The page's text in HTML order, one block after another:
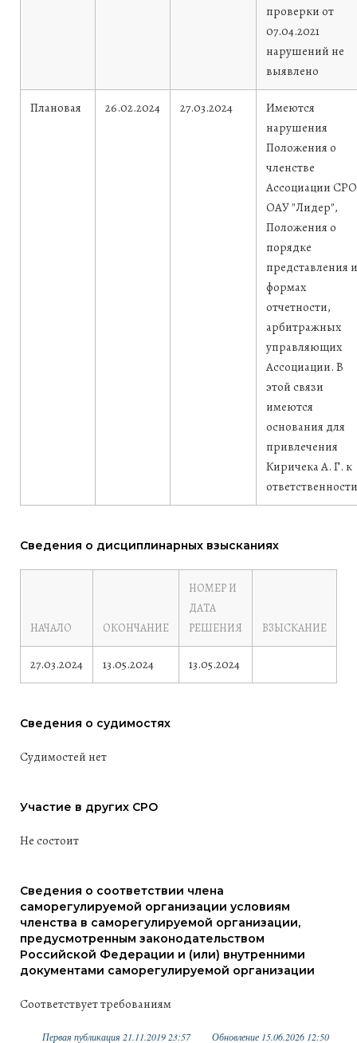
проверки от
07.04.2021
нарушений не
выявлено
Плановая 26.02.2024 27.03.2024
Имеются
нарушения
Положения о
членстве
Ассоциации СРО
ОАУ "Лидер",
Положения о
порядке
представления и
формах
отчетности,
арбитражных
управляющих
Ассоциации. В
этой связи
имеются
основания для
привлечения
Киричека А. Г. к
Сведения о дисциплинарных взысканиях
НАЧАЛО ОКОНЧАНИЕ
НОМЕР И
ДАТА
РЕШЕНИЯ
ВЗЫСКАНИЕ
27.03.2024 13.05.2024 13.05.2024
Сведения о судимостях
Судимостей нет
Участие в других СРО
Не состоит
Сведения о соответствии члена
саморегулируемой организации условиям
членства в саморегулируемой организации,
предусмотренным законодательством
Российской Федерации и (или) внутренними
документами саморегулируемой организации
Соответствует требованиям
Первая публикация 21.11.2019 23:57 Обновление 15.06.2026 12:50